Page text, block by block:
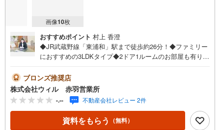
画像10枚
おすすめポイント 村上 香澄
◆JR武蔵野線「東浦和」駅まで徒歩約26分！◆ファミリー
におすすめの3LDKタイプ◆2ドア1ルームのお部屋も有り、
居室収納付きで、すっきりとしたお住まいを実現◆食洗機
や浴室乾燥機を完備！暮らす人を考えた設備仕様◆不在時
でも荷物の受け取りに便利な宅配ボックスを完備◆駐車場2
台分有り！うち1台は雨の日でもお車に乗り降りしやすいビ
ルトイン車庫！◆前面道路は幅員約6mと広くお車の出し入
れもしやすい立地◆「木曽呂小学校」まで徒歩約11分、お
ブロンズ推奨店
株式会社ウィル 赤羽営業所
-.-- 不動産会社レビュー 2件
資料をもらう （無料）